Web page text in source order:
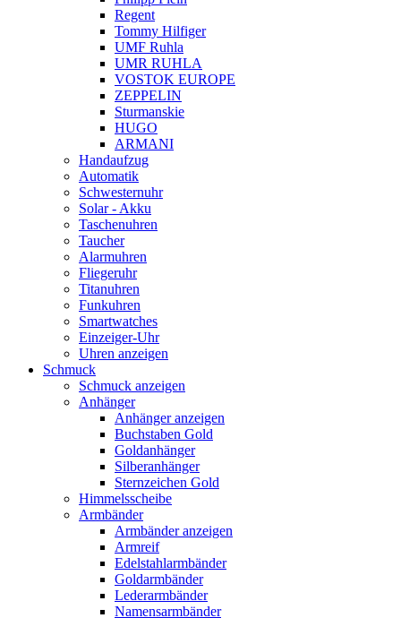
Regent
Tommy Hilfiger
UMF Ruhla
UMR RUHLA
VOSTOK EUROPE
ZEPPELIN
Sturmanskie
HUGO
ARMANI
Handaufzug
Automatik
Schwesternuhr
Solar - Akku
Taschenuhren
Taucher
Alarmuhren
Fliegeruhr
Titanuhren
Funkuhren
Smartwatches
Einzeiger-Uhr
Uhren anzeigen
Schmuck
Schmuck anzeigen
Anhänger
Anhänger anzeigen
Buchstaben Gold
Goldanhänger
Silberanhänger
Sternzeichen Gold
Himmelsscheibe
Armbänder
Armbänder anzeigen
Armreif
Edelstahlarmbänder
Goldarmbänder
Lederarmbänder
Namensarmbänder